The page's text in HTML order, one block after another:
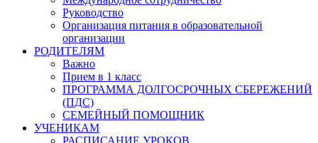
Руководство
Организация питания в образовательной
организации
РОДИТЕЛЯМ
Важно
Прием в 1 класс
ПРОГРАММА ДОЛГОСРОЧНЫХ СБЕРЕЖЕНИЙ
(ПДС)
СЕМЕЙНЫЙ ПОМОЩНИК
УЧЕНИКАМ
РАСПИСАНИЕ УРОКОВ